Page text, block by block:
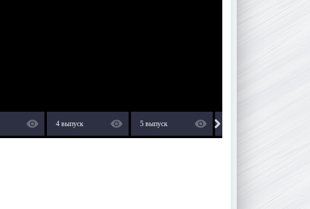
4 выпуск 5 выпуск